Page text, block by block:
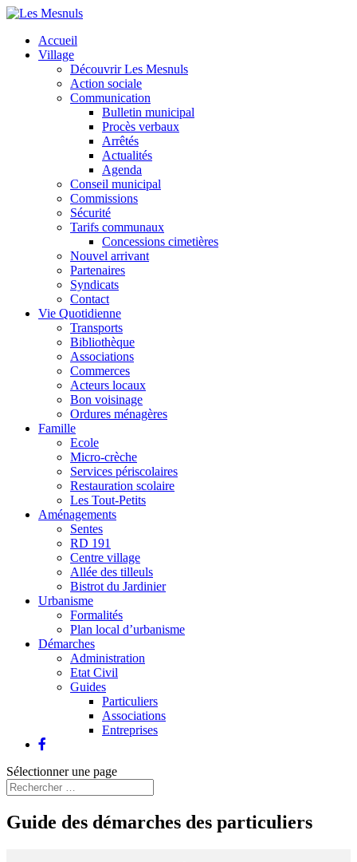
Accueil
Village
Découvrir Les Mesnuls
Action sociale
Communication
Bulletin municipal
Procès verbaux
Arrêtés
Actualités
Agenda
Conseil municipal
Commissions
Sécurité
Tarifs communaux
Concessions cimetières
Nouvel arrivant
Partenaires
Syndicats
Contact
Vie Quotidienne
Transports
Bibliothèque
Associations
Commerces
Acteurs locaux
Bon voisinage
Ordures ménagères
Famille
Ecole
Micro-crèche
Services périscolaires
Restauration scolaire
Les Tout-Petits
Aménagements
Sentes
RD 191
Centre village
Allée des tilleuls
Bistrot du Jardinier
Urbanisme
Formalités
Plan local d’urbanisme
Démarches
Administration
Etat Civil
Guides
Particuliers
Associations
Entreprises
Sélectionner une page
Guide des démarches des particuliers